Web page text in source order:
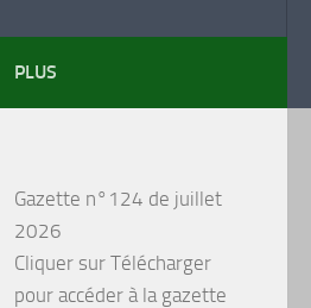
PLUS
Gazette n°124 de juillet
2026
Cliquer sur Télécharger
pour accéder à la gazette